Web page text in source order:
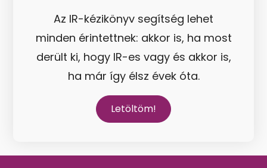
Az IR-kézikönyv segítség lehet
minden érintettnek: akkor is, ha most
derült ki, hogy IR-es vagy és akkor is,
ha már így élsz évek óta.
Letöltöm!